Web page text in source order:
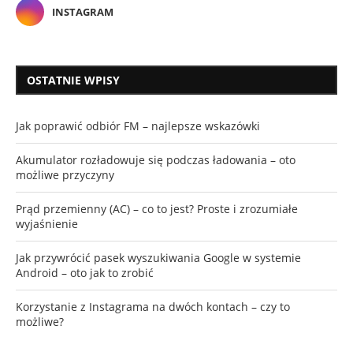
INSTAGRAM
OSTATNIE WPISY
Jak poprawić odbiór FM – najlepsze wskazówki
Akumulator rozładowuje się podczas ładowania – oto
możliwe przyczyny
Prąd przemienny (AC) – co to jest? Proste i zrozumiałe
wyjaśnienie
Jak przywrócić pasek wyszukiwania Google w systemie
Android – oto jak to zrobić
Korzystanie z Instagrama na dwóch kontach – czy to
możliwe?